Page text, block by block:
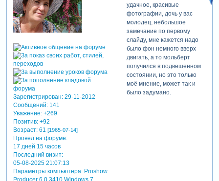
Зарегистрирован: 29-11-2012
Сообщений:141
Уважение: +269
Позитив: +92
Возраст:61 [1965-07-14]
Провел на форуме:
17 дней 15 часов
Последний визит:
05-08-2025 21:07:13
Параметры компьютера:Proshow
удачное, красивые
фотографии, дочь у вас
молодец, небольшое
замечание по первому
слайду, мне кажется надо
было фон немного вверх
двигать, а то мольберт
получился в подвешенном
состоянии, но это только
моё мнение, может так и
было задумано.